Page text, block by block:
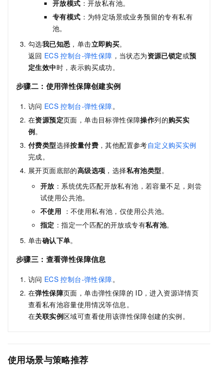
开放模式 ：开放私有池。
专有模式 ：为特定场景或业务预留的专有私有
池。
勾选我已知悉 ，单击立即购买。
返回 ECS 控制台-弹性保障 ，当状态为资源已锁定或预
定生效中时，表示购买成功。
步骤二：使用弹性保障创建实例
访问 ECS 控制台-弹性保障。
在资源预定页面，单击目标弹性保障操作列的购买实
例。
付费类型选择按量付费 ，其他配置参考自定义购买实例
完成。
展开页面底部的高级选项 ，选择私有池类型。
开放 ：系统优先匹配开放私有池，若容量不足，则尝
试使用公共池。
不使用 ：不使用私有池，仅使用公共池。
指定 ：指定一个匹配的开放或专有私有池。
单击确认下单。
步骤三：查看弹性保障信息
访问 ECS 控制台-弹性保障。
在弹性保障页面，单击弹性保障的 ID，进入资源详情页
查看私有池容量使用情况等信息。
在关联实例区域可查看使用该弹性保障创建的实例。
使用场景与策略推荐